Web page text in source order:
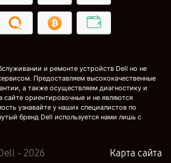
и ремонте устройств Dell но не
Предоставляем высококачественные
а также осуществляем диагностику и
сайте ориентировочные и не являются
узнавайте у наших специалистов по
бренд Dell используется нами лишь с
- 2026 Карта сайта